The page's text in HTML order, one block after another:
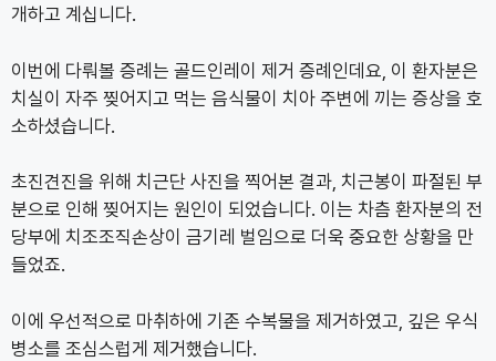
개하고 계십니다.
이번에 다뤄볼 증례는 골드인레이 제거 증례인데요, 이 환자분은
치실이 자주 찢어지고 먹는 음식물이 치아 주변에 끼는 증상을 호
소하셨습니다.
초진견진을 위해 치근단 사진을 찍어본 결과, 치근봉이 파절된 부
분으로 인해 찢어지는 원인이 되었습니다. 이는 차츰 환자분의 전
당부에 치조조직손상이 금기레 벌임으로 더욱 중요한 상황을 만
들었죠.
이에 우선적으로 마취하에 기존 수복물을 제거하였고, 깊은 우식
병소를 조심스럽게 제거했습니다.